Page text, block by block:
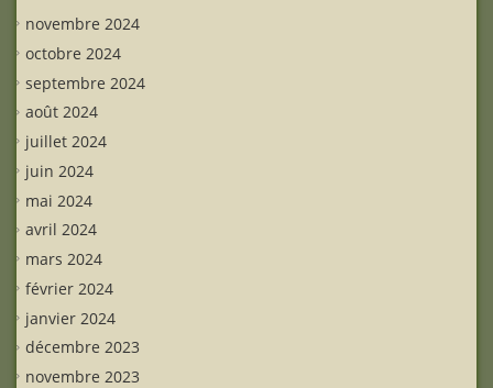
novembre 2024
octobre 2024
septembre 2024
août 2024
juillet 2024
juin 2024
mai 2024
avril 2024
mars 2024
février 2024
janvier 2024
décembre 2023
novembre 2023